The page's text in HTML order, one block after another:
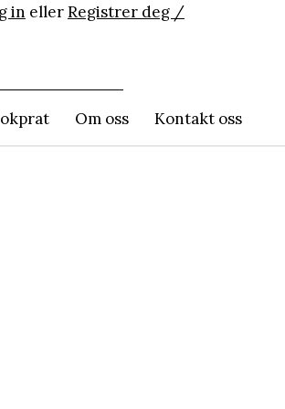
in ellerRegistrer deg /
Om oss Kontakt oss